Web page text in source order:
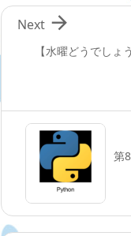
【水曜どうでしょ

Next
第